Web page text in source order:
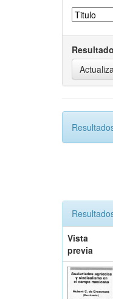
Vista
previa